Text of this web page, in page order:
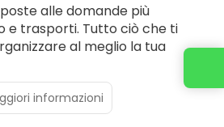
alle domande più
e trasporti. Tutto ciò che ti
al meglio la tua
informazioni